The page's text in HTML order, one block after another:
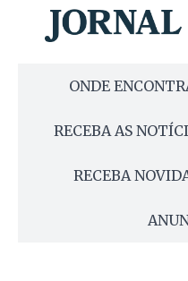
ONDE
RECEBA AS
RECEBA